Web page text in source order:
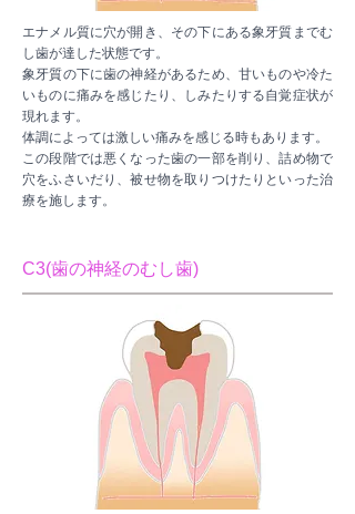
エナメル質に穴が開き、その下にある象牙質までむ
し歯が達した状態です。
象牙質の下に歯の神経があるため、甘いものや冷た
いものに痛みを感じたり、しみたりする自覚症状が
現れます。
体調によっては激しい痛みを感じる時もあります。
この段階では悪くなった歯の一部を削り、詰め物で
穴をふさいだり、被せ物を取りつけたりといった治
療を施します。
C3(歯の神経のむし歯)